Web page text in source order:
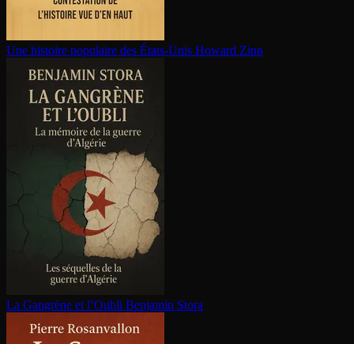
Une histoire populaire des États-Unis Howard Zinn
La Gangrène et l’Oubli Benjamin Stora